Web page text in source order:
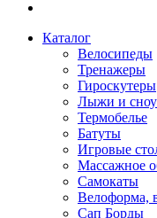
Каталог
Велосипеды
Тренажеры
Гироскутеры
Лыжи и
Термобелье
Батуты
Игровые
Массажное
Самокаты
Велоформа,
Сап Борды